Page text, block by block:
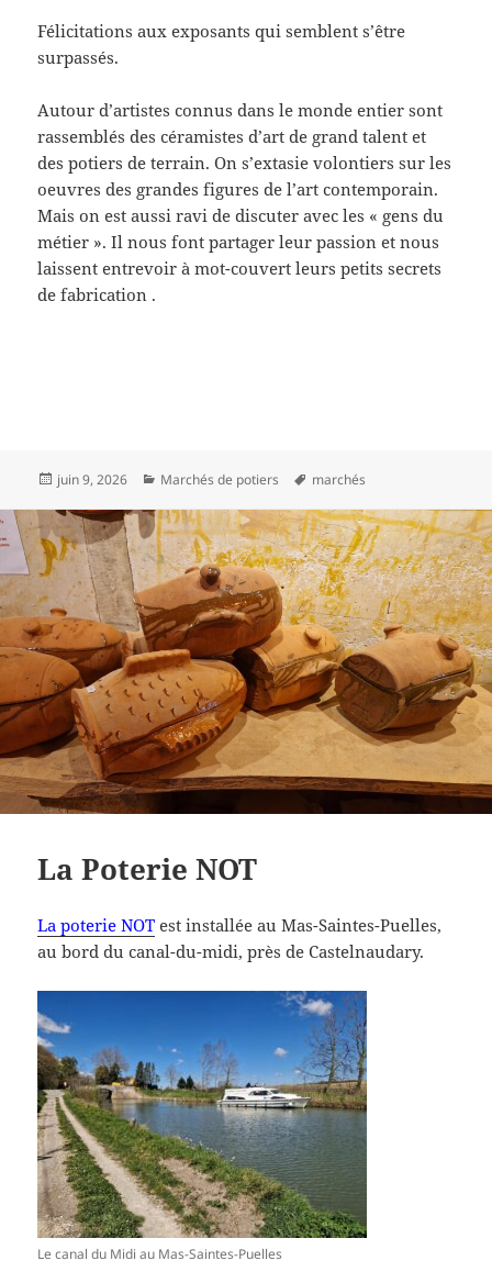
Félicitations aux exposants qui semblent s’être
surpassés.
Autour d’artistes connus dans le monde entier sont
rassemblés des céramistes d’art de grand talent et
des potiers de terrain. On s’extasie volontiers sur les
oeuvres des grandes figures de l’art contemporain.
Mais on est aussi ravi de discuter avec les « gens du
métier ». Il nous font partager leur passion et nous
laissent entrevoir à mot-couvert leurs petits secrets
de fabrication .
Publié
juin 9, 2026 Catégories
Marchés de potiers
Mots-
marchés
La Poterie NOT
La poterie NOT est installée au Mas-Saintes-Puelles,
au bord du canal-du-midi, près de Castelnaudary.
Le canal du Midi au Mas-Saintes-Puelles